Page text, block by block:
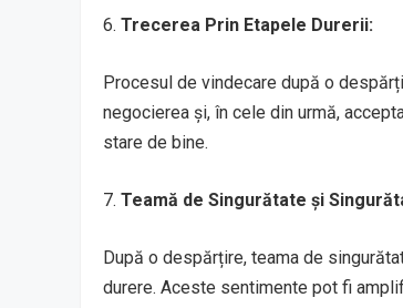
6. Trecerea Prin Etapele Durerii:
Procesul de vindecare după o
negocierea și, în cele din urmă,
stare de bine.
7. Teamă de Singurătate și
După o despărțire, teama de
durere. Aceste sentimente pot fi